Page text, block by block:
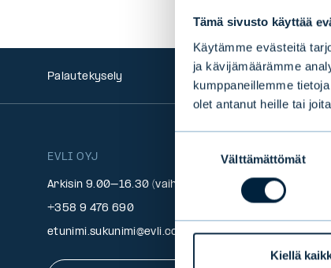
Tämä sivusto käyttää
Käytämme evästeitä
ja kävijämäärämme
kumppaneillemme
olet antanut heille tai
Välttämättömät
Kiellä
Palautekysely
EVLI OYJ
Arkisin 9.00–16.30 (vaihde)
+358 9 476 690
etunimi.sukunimi@evli.com